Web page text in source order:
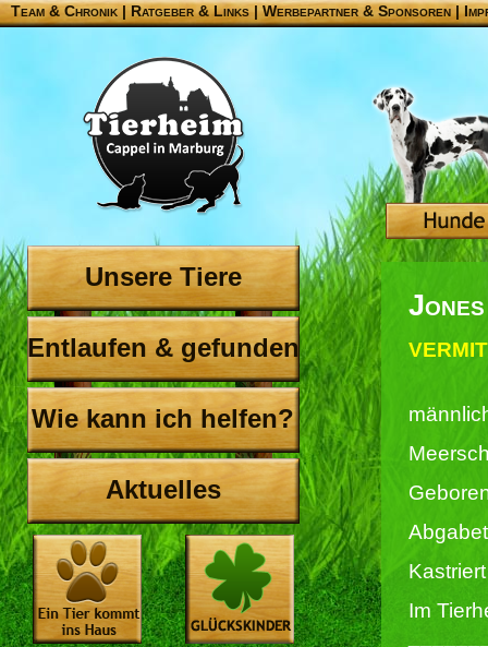
Team & Chronik |Ratgeber & Links|Werbepartner & Sponsoren|
Unsere Tiere
Entlaufen & gefunden
Wie kann ich helfen?
Aktuelles
Jones
Im